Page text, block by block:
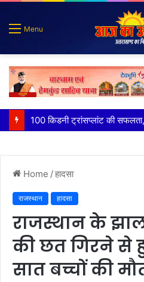
Menu
पात्र लोगों को सरकारी योजनाओं का
Home /हादसा
राजस्थान हादसा
राजस्थान के
की छत गिरने से
सात बच्चों की